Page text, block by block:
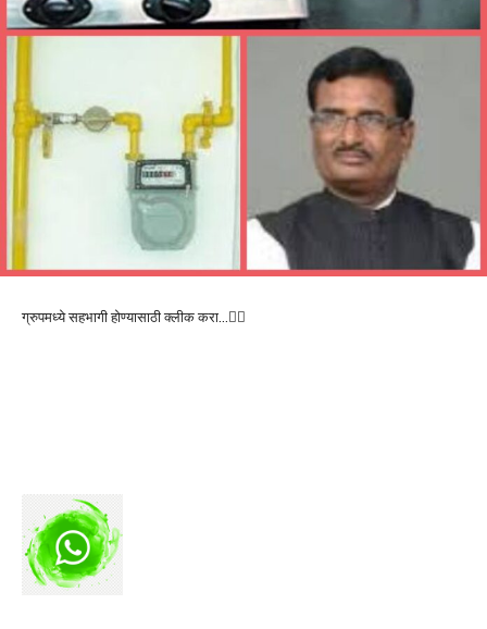
ग्रुपमध्ये सहभागी होण्यासाठी क्लीक करा…👆🏻